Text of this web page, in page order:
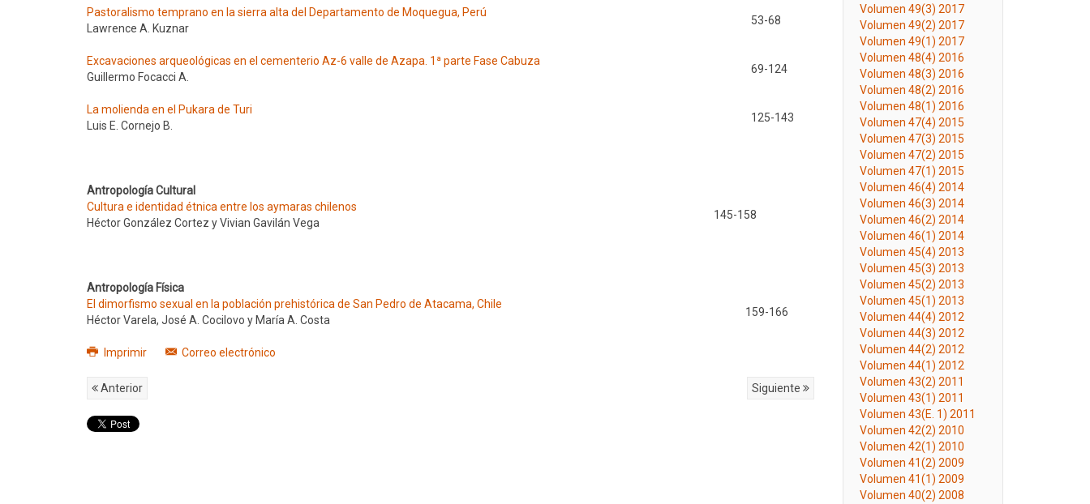
Pastoralismo temprano en la sierra alta del Departamento de Moquegua, Perú
53-68
Lawrence A. Kuznar
Excavaciones arqueológicas en el cementerio Az-6 valle de Azapa. 1ª parte Fase Cabuza
69-124
Guillermo Focacci A.
La molienda en el Pukara de Turi
125-143
Luis E. Cornejo B.
Antropología Cultural
Cultura e identidad étnica entre los aymaras chilenos
145-158
Héctor González Cortez y Vivian Gavilán Vega
Antropología Física
El dimorfismo sexual en la población prehistórica de San Pedro de Atacama, Chile
159-166
Héctor Varela, José A. Cocilovo y María A. Costa
Imprimir Correo electrónico
Anterior Siguiente
Volumen 49(3) 2017
Volumen 49(2) 2017
Volumen 49(1) 2017
Volumen 48(4) 2016
Volumen 48(3) 2016
Volumen 48(2) 2016
Volumen 48(1) 2016
Volumen 47(4) 2015
Volumen 47(3) 2015
Volumen 47(2) 2015
Volumen 47(1) 2015
Volumen 46(4) 2014
Volumen 46(3) 2014
Volumen 46(2) 2014
Volumen 46(1) 2014
Volumen 45(4) 2013
Volumen 45(3) 2013
Volumen 45(2) 2013
Volumen 45(1) 2013
Volumen 44(4) 2012
Volumen 44(3) 2012
Volumen 44(2) 2012
Volumen 44(1) 2012
Volumen 43(2) 2011
Volumen 43(1) 2011
Volumen 43(E. 1) 2011
Volumen 42(2) 2010
Volumen 42(1) 2010
Volumen 41(2) 2009
Volumen 41(1) 2009
Volumen 40(2) 2008